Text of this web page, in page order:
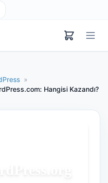
»
Hangisi Kazandı?